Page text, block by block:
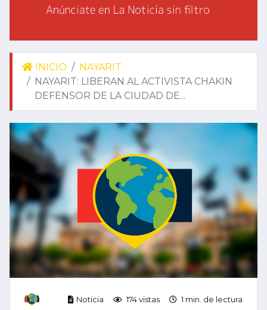
INICIO
NAYARIT
NAYARIT: LIBERAN AL ACTIVISTA CHAKIN
DEFENSOR DE LA CIUDAD DE...
Noticia 174 vistas 1 min. de lectura